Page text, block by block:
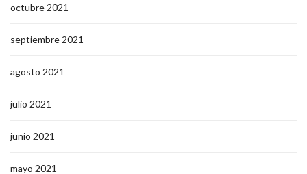
octubre 2021
septiembre 2021
agosto 2021
julio 2021
junio 2021
mayo 2021